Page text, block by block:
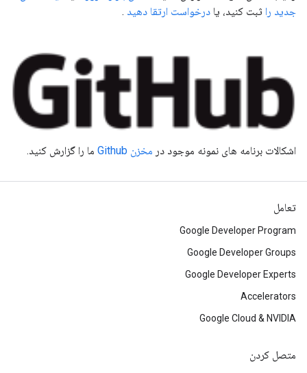
جدید را ثبت کنید، یا درخواست ارتقا دهید .
اشکالات برنامه های نمونه موجود در مخزن Github ما را گزارش کنید.
تعامل
Google Developer Program
Google Developer Groups
Google Developer Experts
Accelerators
Google Cloud & NVIDIA
متصل کردن